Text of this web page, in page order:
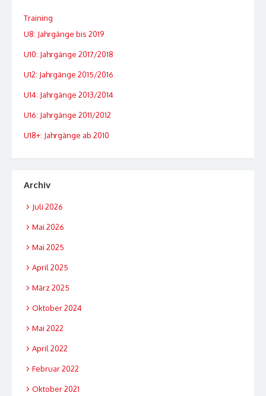
Training
U8: Jahrgänge bis 2019
U10: Jahrgänge 2017/2018
U12: Jahrgänge 2015/2016
U14: Jahrgänge 2013/2014
U16: Jahrgänge 2011/2012
U18+: Jahrgänge ab 2010
Archiv
Juli 2026
Mai 2026
Mai 2025
April 2025
März 2025
Oktober 2024
Mai 2022
April 2022
Februar 2022
Oktober 2021